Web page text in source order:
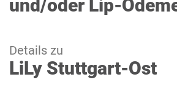
und/oder Lip-
Details zu
LiLy Stuttgart-Ost